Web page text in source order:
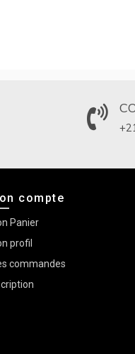
compte
Panier
profil
commandes